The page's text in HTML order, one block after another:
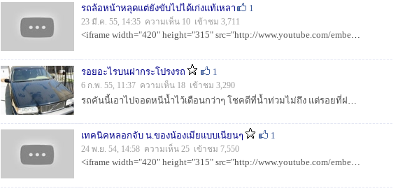
รถล้อหน้าหลุดแต่ยังขับไปได้เก่งแท้เหลา 1
23 มี.ค. 55, 14:35 ความเห็น 10 เข้าชม 3,711
<iframe width="420" height="315" src="http://www.youtube.com/embed/8Q0pLdOG3Z8" frameborder="0" allowfullsc...
รอยอะไรบนฝากระโปรงรถ 1
6 ก.พ. 55, 11:37 ความเห็น 18 เข้าชม 3,290
รถคันนี้เอาไปจอดหนีน้ำไว้เดือนกว่าๆ โชคดีที่น้ำท่วมไม่ถึง แต่รอยที่ฝากระโปรงรถนี่สิครับทื่ทำให้หลายๆคน งงไปตามๆกัน จะว่า รอยพญานาคแบบที่เห็นในทีวี ก็...
เทคนิคหลอกจับ น.ของน้องเมียแบบเนียนๆ 1
24 พ.ย. 54, 14:58 ความเห็น 25 เข้าชม 7,550
<iframe width="420" height="315" src="http://www.youtube.com/embed/6eCZkyBeU20" frameborder="0" allowfullsc...